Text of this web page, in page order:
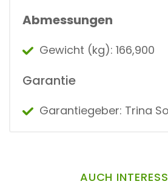
Abmessungen
Gewicht (kg): 166,900
Garantie
Garantiegeber: Trina
AUCH